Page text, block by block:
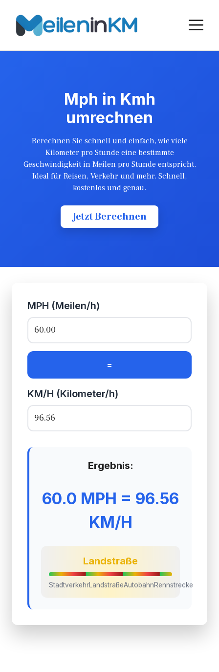
content
Mph in Kmh
umrechnen
Berechnen Sie schnell und einfach, wie viele
Kilometer pro Stunde eine bestimmte
Geschwindigkeit in Meilen pro Stunde entspricht.
Ideal für Reisen, Verkehr und mehr. Schnell,
kostenlos und genau.
Jetzt Berechnen
MPH (Meilen/h)
=
KM/H (Kilometer/h)
Ergebnis:
60.0 MPH = 96.56
KM/H
Landstraße
StadtverkehrLandstraßeAutobahnRennstrecke